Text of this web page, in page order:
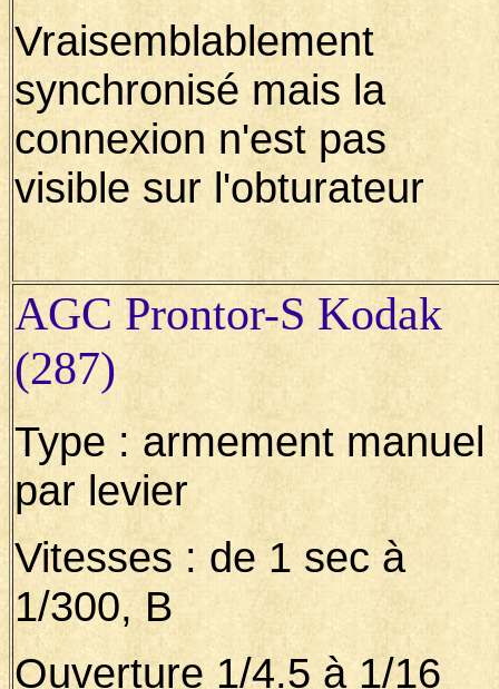
Vraisemblablement
synchronisé mais la
connexion n'est pas
visible sur l'obturateur
AGC Prontor-S Kodak
(287)
Type : armement manuel
par levier
Vitesses : de 1 sec à
1/300, B
Ouverture 1/4.5 à 1/16